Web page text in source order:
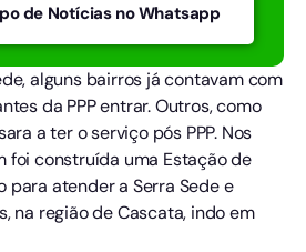
de Notícias no Whatsapp
alguns bairros já contavam com
da PPP entrar. Outros, como
a ter o serviço pós PPP. Nos
foi construída uma Estação de
para atender a Serra Sede e
na região de Cascata, indo em